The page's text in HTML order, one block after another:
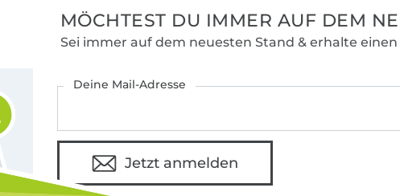
MÖCHTEST DU IMMER AUF DEM
Sei immer auf dem neuesten Stand & erhalte einen
Deine Mail-Adresse
Jetzt anmelden